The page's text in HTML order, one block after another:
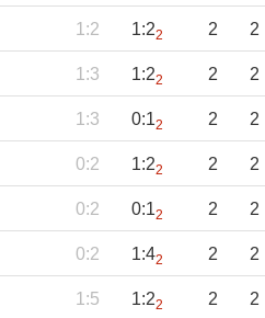
1:2 1:22 2 2
1:3 1:22 2 2
1:3 0:12 2 2
0:2 1:22 2 2
0:2 0:12 2 2
0:2 1:42 2 2
1:5 1:22 2 2